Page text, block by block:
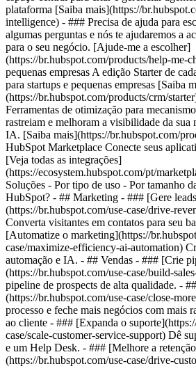
plataforma [Saiba mais](https://
intelligence) - ### Precisa de ajuda para
algumas perguntas e nós te ajudaremos a
para o seu negócio. [Ajude-me a escolher]
(https://br.hubspot.com/products/help-me-
pequenas empresas A edição Starter de
para startups e pequenas empresas [Saiba
(https://br.hubspot.com/products/crm/
Ferramentas de otimização para
rastreiam e melhoram a visibilidade da sua
IA. [Saiba mais](https://br.hubspot.com/
HubSpot Marketplace Conecte seus
[Veja todas as integrações]
(https://ecosystem.hubspot.com/pt/
Soluções - Por tipo de uso - Por tamanho
HubSpot? - ## Marketing - ### [Gere
(https://br.hubspot.com/use-case/drive-
Converta visitantes em contatos para seu
[Automatize o marketing](https://
case/maximize-efficiency-ai-automation)
automação e IA. - ## Vendas - ### [Crie
(https://br.hubspot.com/use-case/build-
pipeline de prospects de alta qualidade. -
(https://br.hubspot.com/use-case/close-
processo e feche mais negócios com mais
ao cliente - ### [Expanda o
case/scale-customer-service-support) Dê
e um Help Desk. - ### [Melhore a
(https://br.hubspot.com/use-case/drive-